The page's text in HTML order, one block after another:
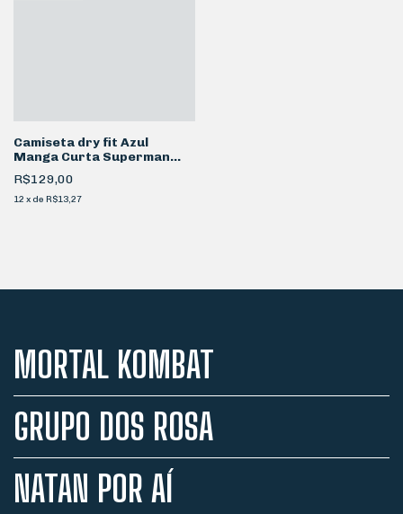
Camiseta dry fit Azul
Manga Curta Superman
Símbolo
R$129,00
12 x de R$13,27
MORTAL KOMBAT
GRUPO DOS ROSA
NATAN POR AÍ